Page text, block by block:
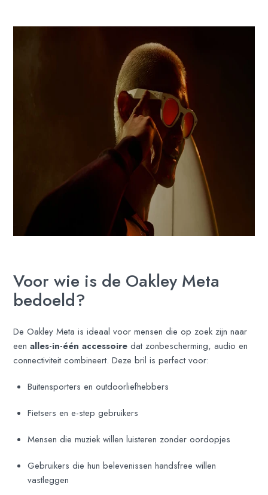
Voor wie is de Oakley Meta
bedoeld?
De Oakley Meta is ideaal voor mensen die op zoek zijn naar
eenalles-in-één accessoire dat zonbescherming, audio en
connectiviteit combineert. Deze bril is perfect voor:
Buitensporters en outdoorliefhebbers
Fietsers en e-step gebruikers
Mensen die muziek willen luisteren zonder oordopjes
Gebruikers die hun belevenissen handsfree willen
vastleggen